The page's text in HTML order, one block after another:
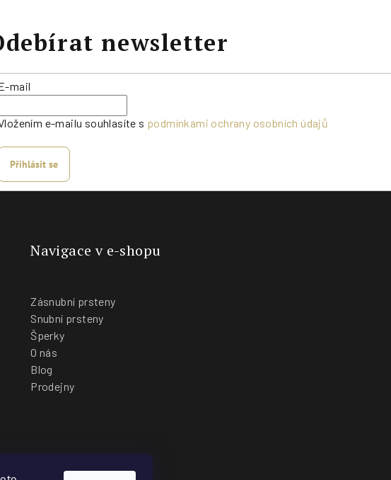
newsletter
mail
e-mailu souhlasíte s podmínkami ochrany osobních údajů
Přihlásit se
Navigace v e-shopu
Zásnubní prsteny
Snubní prsteny
Šperky
O nás
Blog
Prodejny